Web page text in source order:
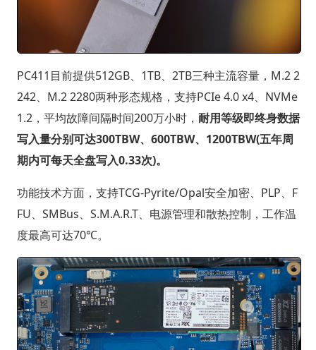
PC411目前提供512GB、1TB、2TB三种主流容量，M.2 2
242、M.2 2280两种形态规格，支持PCIe 4.0 x4、NVMe
1.2，平均故障间隔时间200万小时， 耐用等级即终身数据
写入量分别可达300TBW、600TBW、1200TBW(五年周
期内可每天全盘写入0.33次)。
功能技术方面，支持TCG-Pyrite/Opal安全加密、PLP、F
FU、SMBus、S.M.A.R.T、电源管理和散热控制，工作温
度最高可达70℃。